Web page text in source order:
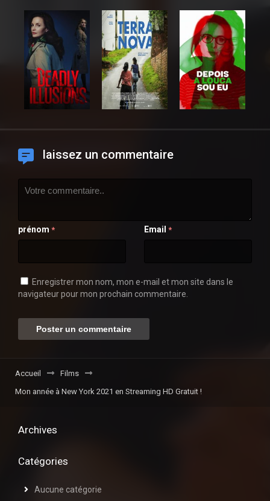
laissez un commentaire
prénom * Email *
Enregistrer mon nom, mon e-mail et mon site dans le
navigateur pour mon prochain commentaire.
Accueil
Films
Mon année à New York 2021 en Streaming HD Gratuit !
Archives
Catégories
Aucune catégorie